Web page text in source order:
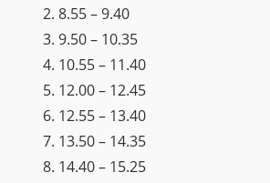
8.55 – 9.40
9.50 – 10.35
10.55 – 11.40
12.00 – 12.45
12.55 – 13.40
13.50 – 14.35
14.40 – 15.25